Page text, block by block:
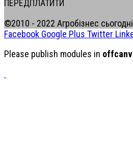
ПЕРЕДПЛАТИТИ
©2010 - 2022 Агробізнес сьогодні
Facebook Google Plus Twitter
Please publish modules in